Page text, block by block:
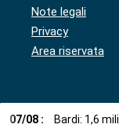
Note legali
Privacy
Area riservata
07/08 : Bardi: 1,6